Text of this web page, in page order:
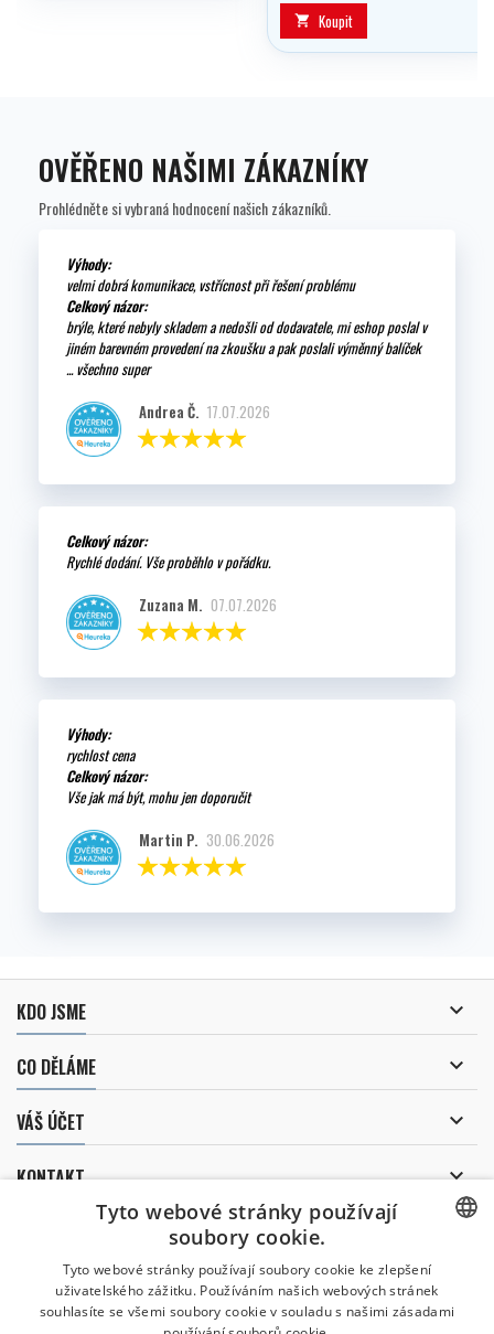
 Koupit
OVĚŘENO NAŠIMI ZÁKAZNÍKY
Prohlédněte si vybraná hodnocení našich zákazníků.
Výhody:
velmi dobrá komunikace, vstřícnost při řešení problému
Celkový názor:
brýle, které nebyly skladem a nedošli od dodavatele, mi eshop poslal v
jiném barevném provedení na zkoušku a pak poslali výměnný balíček
... všechno super
Andrea Č. 17.07.2026
Celkový názor:
Rychlé dodání. Vše proběhlo v pořádku.
Zuzana M. 07.07.2026
Výhody:
rychlost cena
Celkový názor:
Vše jak má být, mohu jen doporučit
Martin P. 30.06.2026
KDO JSME 
CO DĚLÁME 
VÁŠ ÚČET 
KONTAKT 
ODBĚR NOVINEK
Uděluji souhlas se
CZECH
Tyto webové stránky používají
soubory cookie.
Tyto webové stránky používají soubory cookie ke zlepšení
uživatelského zážitku. Používáním našich webových stránek
souhlasíte se všemi soubory cookie v souladu s našimi zásadami